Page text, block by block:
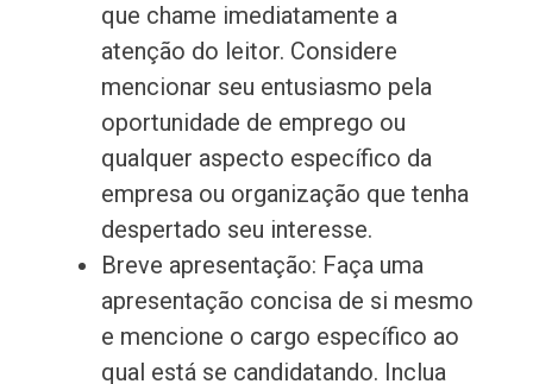
que chame imediatamente a
atenção do leitor. Considere
mencionar seu entusiasmo pela
oportunidade de emprego ou
qualquer aspecto específico da
empresa ou organização que tenha
despertado seu interesse.
Breve apresentação: Faça uma
apresentação concisa de si mesmo
e mencione o cargo específico ao
qual está se candidatando. Inclua